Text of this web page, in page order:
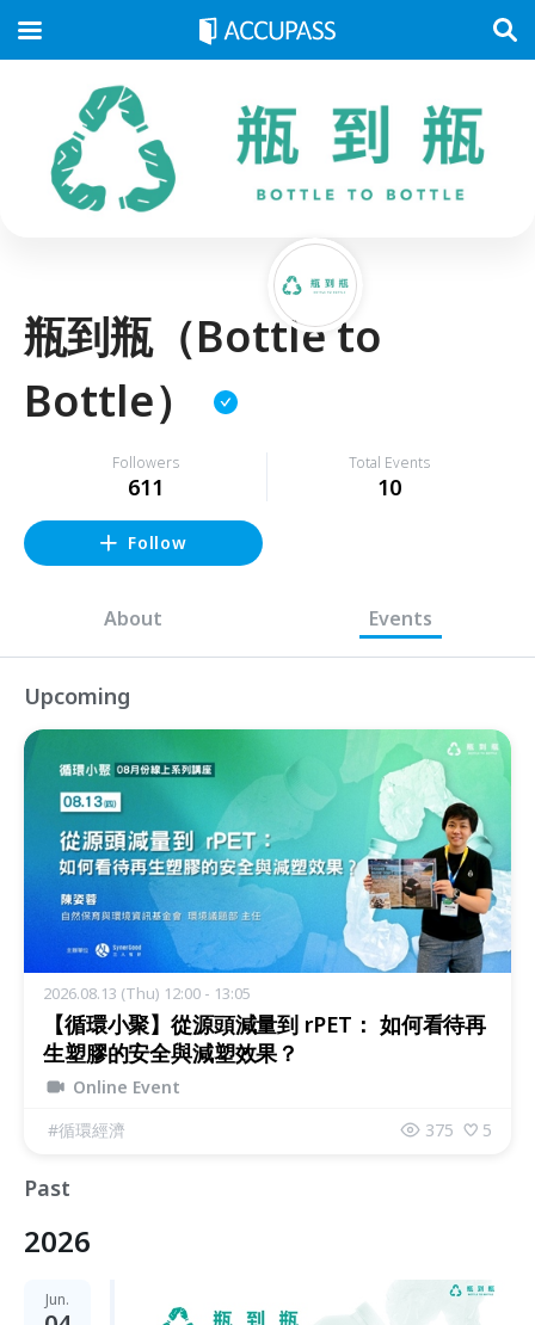
瓶到瓶（Bottle to
Bottle）
Followers
611
Total Events
10
Follow
About Events
Upcoming
2026.08.13 (Thu) 12:00 - 13:05
【循環小聚】從源頭減量到 rPET： 如何看待再
生塑膠的安全與減塑效果？
Online Event
#循環經濟 375 5
Past
2026
Jun.